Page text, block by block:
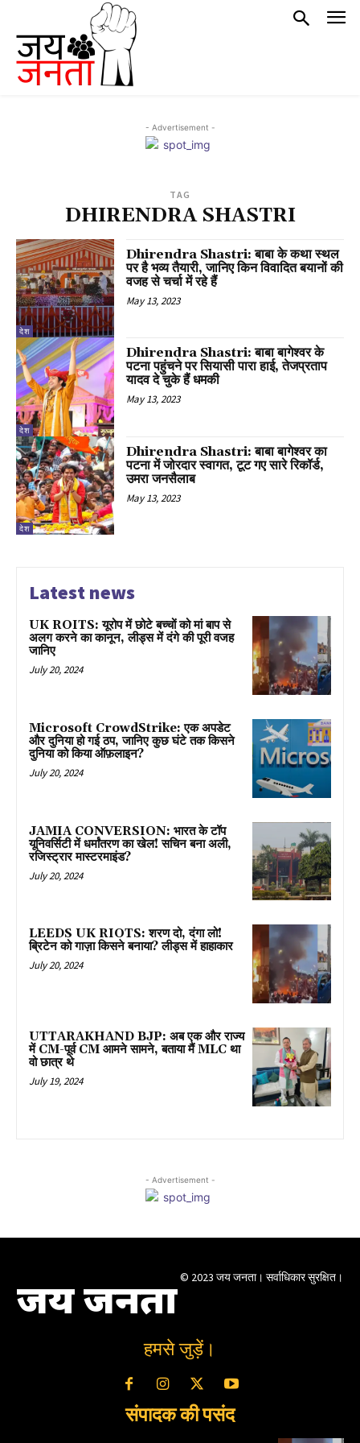
- Advertisement -
TAG
DHIRENDRA SHASTRI
देश
Dhirendra Shastri: बाबा के कथा स्थल
पर है भव्य तैयारी, जानिए किन विवादित बयानों की
वजह से चर्चा में रहे हैं
May 13, 2023
देश
Dhirendra Shastri: बाबा बागेश्वर के
पटना पहुंचने पर सियासी पारा हाई, तेजप्रताप
यादव दे चुके हैं धमकी
May 13, 2023
देश
Dhirendra Shastri: बाबा बागेश्वर का
पटना में जोरदार स्वागत, टूट गए सारे रिकॉर्ड,
उमरा जनसैलाब
May 13, 2023
Latest news
UK ROITS: यूरोप में छोटे बच्चों को मां बाप से
अलग करने का कानून, लीड्स में दंगे की पूरी वजह
जानिए
July 20, 2024
Microsoft CrowdStrike: एक अपडेट
और दुनिया हो गई ठप, जानिए कुछ घंटे तक किसने
दुनिया को किया ऑफ़लाइन?
July 20, 2024
JAMIA CONVERSION: भारत के टॉप
यूनिवर्सिटी में धर्मांतरण का खेल! सचिन बना अली,
रजिस्ट्रार मास्टरमाइंड?
July 20, 2024
LEEDS UK RIOTS: शरण दो, दंगा लो!
ब्रिटेन को गाज़ा किसने बनाया? लीड्स में हाहाकार
July 20, 2024
UTTARAKHAND BJP: अब एक और राज्य
में CM-पूर्व CM आमने सामने, बताया मैं MLC था
वो छात्र थे
July 19, 2024
- Advertisement -
जय जनता © 2023 जय जनता। सर्वाधिकार सुरक्षित।
हमसे जुड़ें।
संपादक की पसंद